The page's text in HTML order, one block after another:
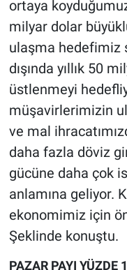
ortaya
milyar dolar
ulaşma hedefimiz
dışında yıllık 50
üstlenmeyi
müşavirlerimizin
ve mal
daha fazla döviz
gücüne daha çok
anlamına geliyor.
ekonomimiz için
Şeklinde konuştu.
PAZAR PAYI YÜZDE